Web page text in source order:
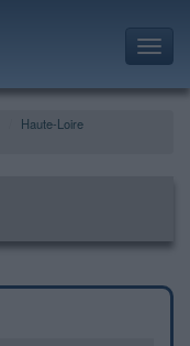
Haute-Loire